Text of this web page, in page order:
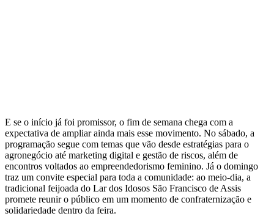
E se o início já foi promissor, o fim de semana chega com a
expectativa de ampliar ainda mais esse movimento. No sábado, a
programação segue com temas que vão desde estratégias para o
agronegócio até marketing digital e gestão de riscos, além de
encontros voltados ao empreendedorismo feminino. Já o domingo
traz um convite especial para toda a comunidade: ao meio-dia, a
tradicional feijoada do Lar dos Idosos São Francisco de Assis
promete reunir o público em um momento de confraternização e
solidariedade dentro da feira.